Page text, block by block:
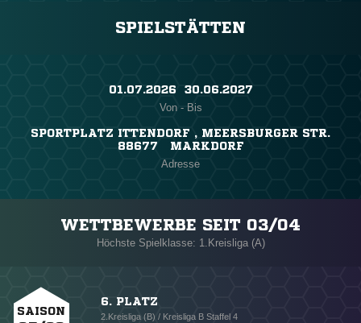
SPIELSTÄTTEN
01.07.2026 ​ 30.06.2027
Von - Bis
SPORTPLATZ ITTENDORF , MEERSBURGER STR.
88677 MARKDORF
Adresse
WETTBEWERBE SEIT 03/04
Höchste Spielklasse: 1.Kreisliga (A)
SAISON
6. PLATZ
2.Kreisliga (B) / Kreisliga B Staffel 4